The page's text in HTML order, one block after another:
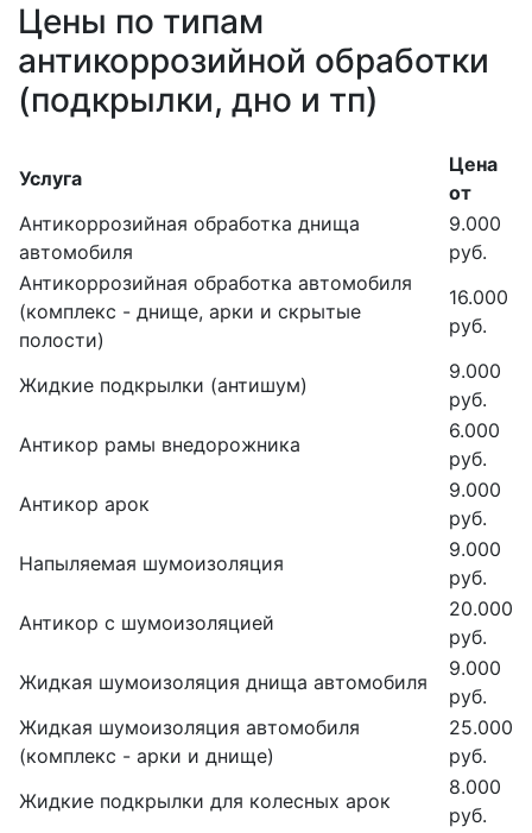
Цены по типам
антикоррозийной обработки
(подкрылки, дно и тп)
Услуга
Цена
от
Антикоррозийная обработка днища
автомобиля
9.000
руб.
Антикоррозийная обработка автомобиля
(комплекс - днище, арки и скрытые
полости)
16.000
руб.
Жидкие подкрылки (антишум)
9.000
руб.
Антикор рамы внедорожника
6.000
руб.
Антикор арок
9.000
руб.
Напыляемая шумоизоляция
9.000
руб.
Антикор с шумоизоляцией
20.000
руб.
Жидкая шумоизоляция днища автомобиля
9.000
руб.
Жидкая шумоизоляция автомобиля
(комплекс - арки и днище)
25.000
руб.
Жидкие подкрылки для колесных арок
8.000
руб.